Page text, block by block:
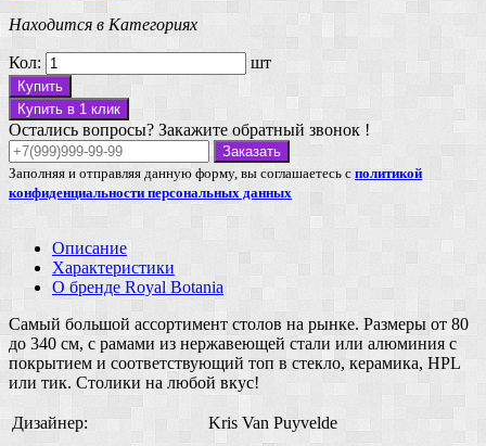
Находится в Категориях
Кол: шт
Купить
Купить в 1 клик
Остались вопросы? Закажите обратный звонок !
Заказать
Заполняя и отправляя данную форму, вы соглашаетесь с политикой
конфиденциальности персональных данных
Описание
Характеристики
О бренде Royal Botania
Самый большой ассортимент столов на рынке. Размеры от 80
до 340 см, с рамами из нержавеющей стали или алюминия с
покрытием и соответствующий топ в стекло, керамика, HPL
или тик. Столики на любой вкус!
Дизайнер: Kris Van Puyvelde